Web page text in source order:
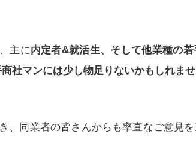
主に内定者&就活生、そして他業種の
社マンには少し物足りないかもしれま
、同業者の皆さんからも率直なご意見